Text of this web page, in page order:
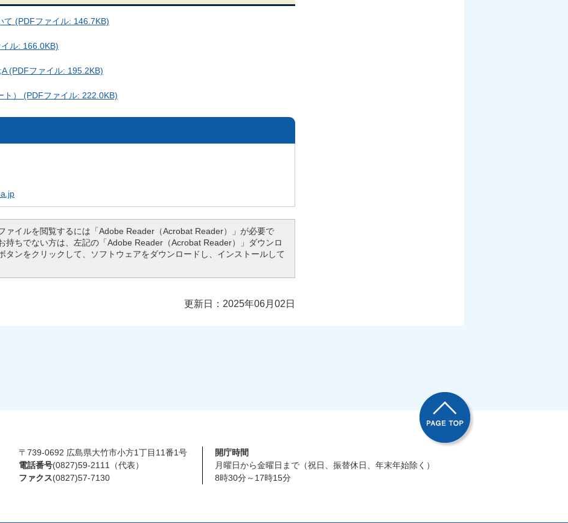
て (PDFファイル: 146.7KB)
ル: 166.0KB)
(PDFファイル: 195.2KB)
ト） (PDFファイル: 222.0KB)
ァイルを閲覧するには「Adobe Reader（Acrobat Reader）」が必要で
持ちでない方は、左記の「Adobe Reader（Acrobat Reader）」ダウンロ
タンをクリックして、ソフトウェアをダウンロードし、インストールして
更新日：2025年06月02日
〒739-0692 広島県大竹市小方1丁目11番1号
電話番号(0827)59-2111（代表）
ファクス(0827)57-7130
開庁時間
月曜日から金曜日まで（祝日、振替休日、年末年始除く）
8時30分～17時15分